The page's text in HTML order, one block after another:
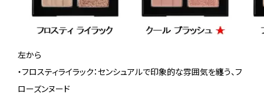
左から
・フロスティライラック：センシュアルで印象的な雰囲気を纏う、フ
ローズンヌード